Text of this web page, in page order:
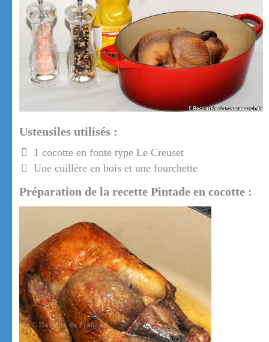
Ustensiles utilisés :
1 cocotte en fonte type Le Creuset
Une cuillère en bois et une fourchette
Préparation de la recette Pintade en cocotte :